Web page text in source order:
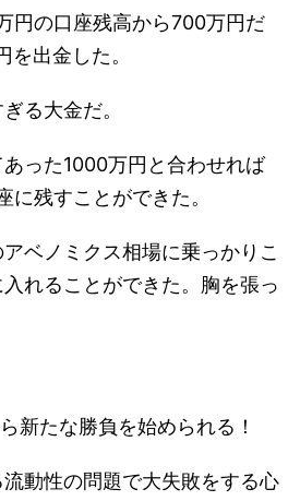
円の口座残高から700万円だ
出金した。
る大金だ。
った1000万円と合わせれば
残すことができた。
ベノミクス相場に乗っかりこ
れることができた。胸を張っ
新たな勝負を始められる！
動性の問題で大失敗をする心